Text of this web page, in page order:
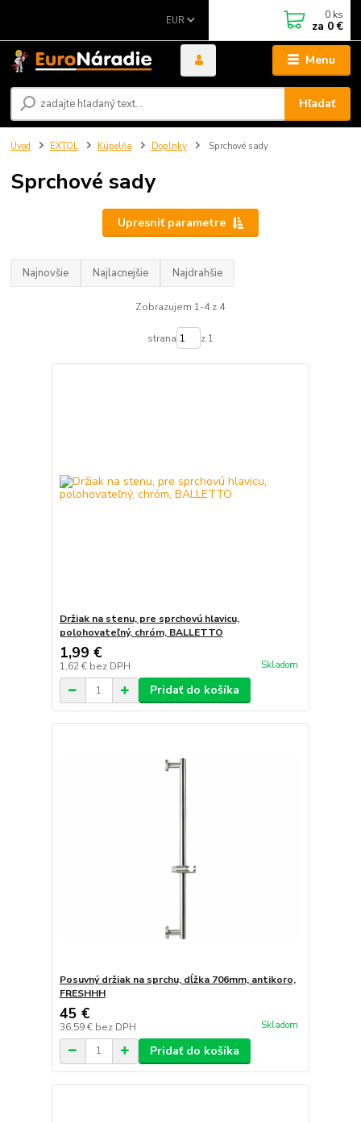
Menu
EUR
Hľadať
0 ks
za 0 €
Úvod EXTOL Kúpelňa Doplnky Sprchové sady
Sprchové sady
Upresniť parametre
Najnovšie Najlacnejšie Najdrahšie
Zobrazujem 1-4 z 4
strana z 1
Držiak na stenu, pre sprchovú hlavicu,
polohovateľný, chróm, BALLETTO
1,99 €
1,62 € bez DPH Skladom
Pridať do košíka
Posuvný držiak na sprchu, dĺžka 706mm, antikoro,
FRESHHH
45 €
36,59 € bez DPH Skladom
Pridať do košíka